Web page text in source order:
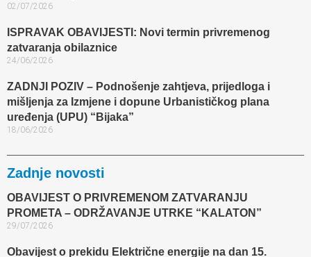
02/07/2026
ISPRAVAK OBAVIJESTI: Novi termin privremenog
zatvaranja obilaznice​
24/06/2026
ZADNJI POZIV – Podnošenje zahtjeva, prijedloga i
mišljenja za Izmjene i dopune Urbanističkog plana
uređenja (UPU) “Bijaka”
18/06/2026
Zadnje novosti
OBAVIJEST O PRIVREMENOM ZATVARANJU
PROMETA – ODRŽAVANJE UTRKE “KALATON”
29/07/2026
Obavijest o prekidu Električne energije na dan 15.